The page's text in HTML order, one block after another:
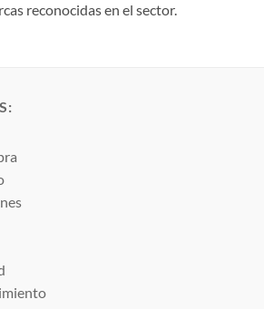
reconocidas en el sector.